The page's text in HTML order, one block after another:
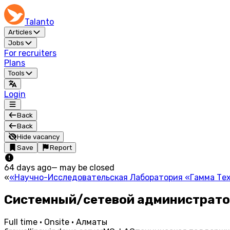
Talanto
Articles
Jobs
For recruiters
Plans
Tools
Login
Back
Back
Hide vacancy
Save
Report
64 days ago— may be closed
««Научно-Исследовательская Лаборатория «Гамма
Системный/сетевой
Full time · Onsite · Алматы